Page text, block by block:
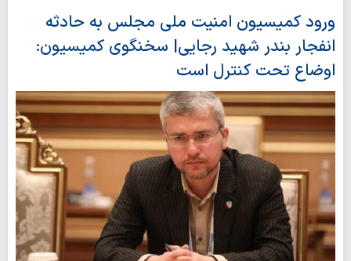
ورود کمیسیون امنیت ملی مجلس به حادثه
انفجار بندر شهید رجایی| سخنگوی کمیسیون:
اوضاع تحت کنترل است